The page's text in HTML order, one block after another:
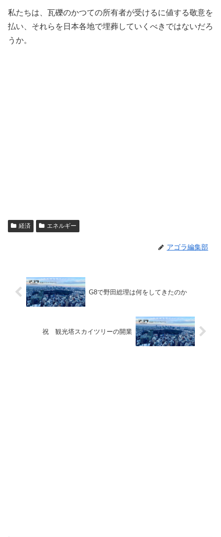
私たちは、瓦礫のかつての所有者が受けるに値する敬意を
払い、それらを日本各地で埋葬していくべきではないだろ
うか。
経済 エネルギー
アゴラ編集部
G8で野田総理は何をしてきたのか
祝 観光塔スカイツリーの開業